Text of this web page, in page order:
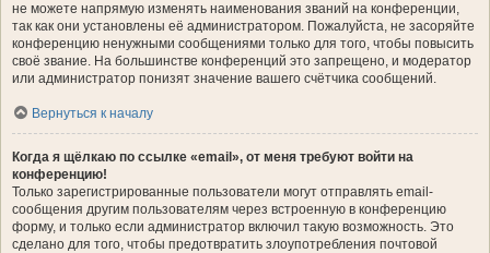
не можете напрямую изменять наименования званий на конференции,
так как они установлены её администратором. Пожалуйста, не засоряйте
конференцию ненужными сообщениями только для того, чтобы повысить
своё звание. На большинстве конференций это запрещено, и модератор
или администратор понизят значение вашего счётчика сообщений.
Вернуться к началу
Когда я щёлкаю по ссылке «email», от меня требуют войти на
конференцию!
Только зарегистрированные пользователи могут отправлять email-
сообщения другим пользователям через встроенную в конференцию
форму, и только если администратор включил такую возможность. Это
сделано для того, чтобы предотвратить злоупотребления почтовой